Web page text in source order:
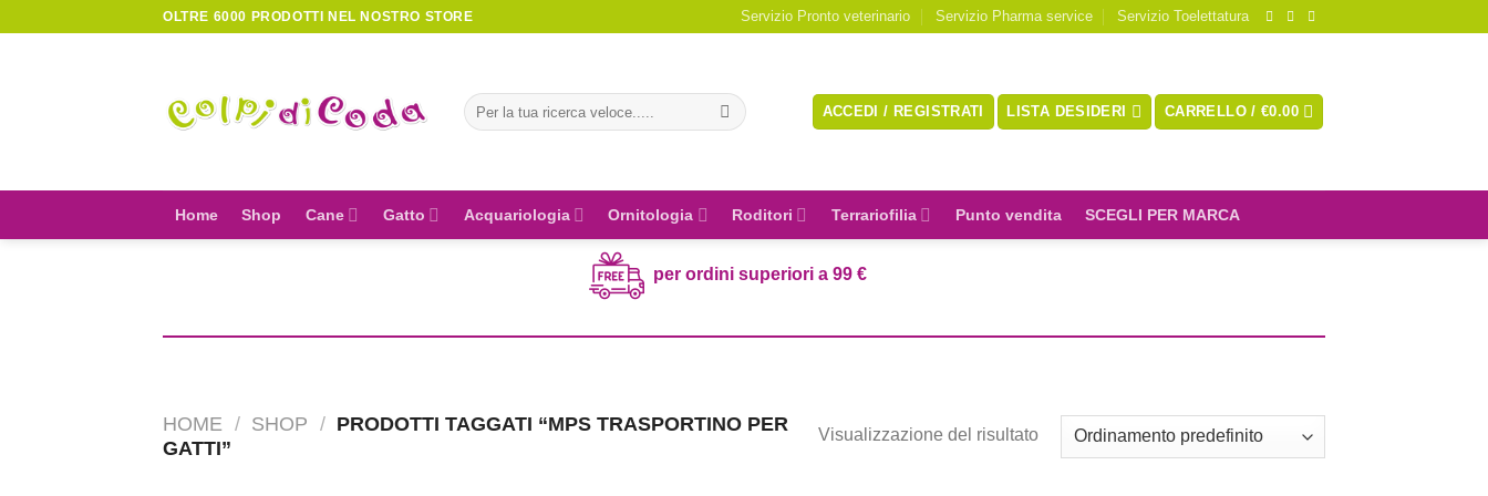
OLTRE 6000 PRODOTTI NEL NOSTRO STORE Servizio Pronto veterinario Servizio Pharma service Servizio Toelettatura
Cerca:
ACCEDI / REGISTRATI LISTA DESIDERI CARRELLO /€0.00
Home Shop Cane Gatto Acquariologia Ornitologia Roditori Terrariofilia Punto vendita SCEGLI PER MARCA
per ordini superiori a 99 €
HOME / SHOP / PRODOTTI TAGGATI “MPS TRASPORTINO PER
GATTI”
Visualizzazione del risultato